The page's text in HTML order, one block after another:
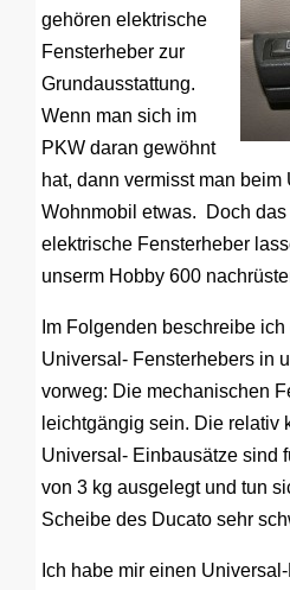
gehören elektrische
Fensterheber zur
Grundausstattung.
Wenn man sich im
PKW daran gewöhnt
hat, dann vermisst man beim
Wohnmobil etwas. Doch
elektrische Fensterheber
unserm Hobby 600
Im Folgenden beschreibe
Universal- Fensterhebers in
vorweg: Die mechanischen
leichtgängig sein. Die relativ
Universal- Einbausätze sind
von 3 kg ausgelegt und tun
Scheibe des Ducato sehr
Ich habe mir einen